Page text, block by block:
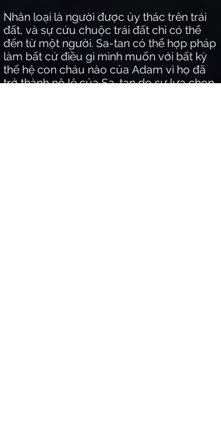
Nhân loại là người được ủy thác trên trái
đất, và sự cứu chuộc trái đất chỉ có thể
đến từ một người. Sa-tan có thể hợp pháp
làm bất cứ điều gì mình muốn với bất kỳ
thế hệ con cháu nào của Adam vì họ đã
trở thành nô lệ của Sa-tan do sự lựa chọn